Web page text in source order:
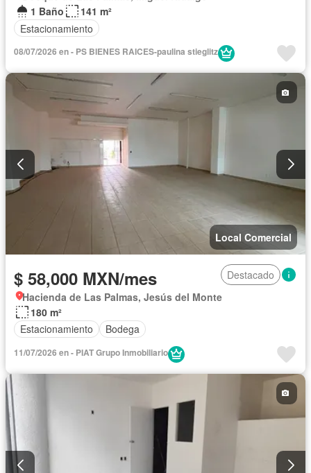
1 Baño
141 m²
Estacionamiento
08/07/2026 en - PS BIENES RAICES-paulina stieglitz
Local Comercial
$ 58,000 MXN/mes
Destacado
Hacienda de Las Palmas, Jesús del Monte
180 m²
Estacionamiento
Bodega
11/07/2026 en - PIAT Grupo Inmobiliario